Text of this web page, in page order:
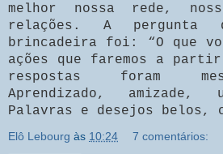
melhor nossa rede,
relações. A pergunta
brincadeira foi: “O que
ações que faremos a
respostas foram
Aprendizado,
Palavras e desejos belos,
Elô Lebourg às 10:24 7 comentários: